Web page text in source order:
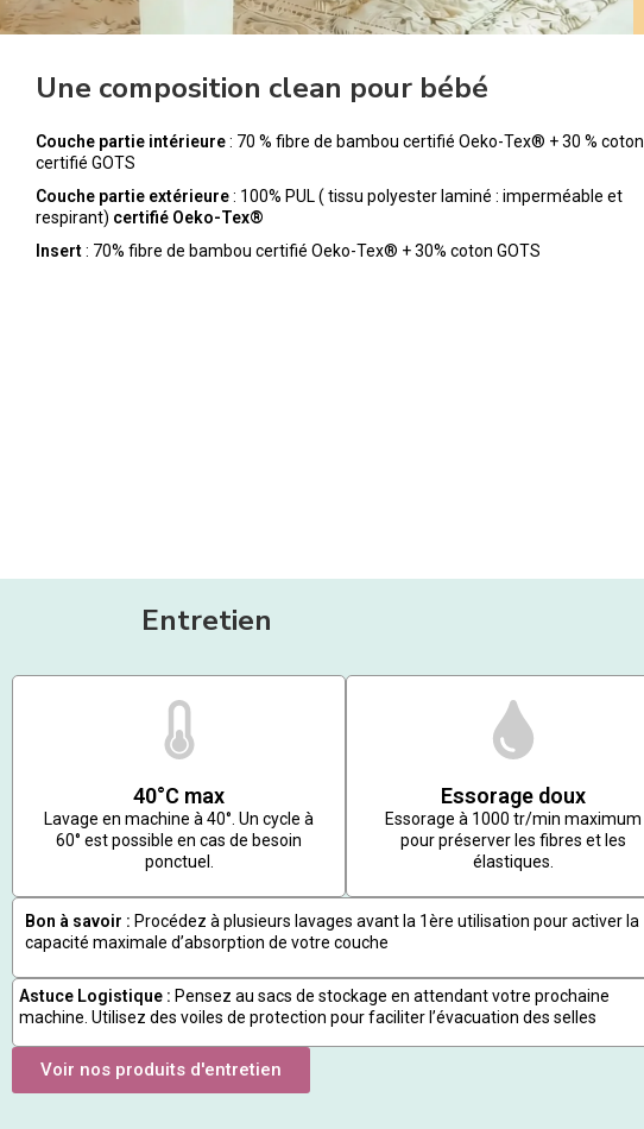
Une composition clean pour bébé
Couche partie intérieure: 70 % fibre de bambou certifié Oeko-Tex® + 30 % coton
certifié GOTS
Couche partie extérieure: 100% PUL ( tissu polyester laminé : imperméable et
respirant) certifié Oeko-Tex®
Insert: 70% fibre de bambou certifié Oeko-Tex® + 30% coton GOTS
Entretien
40°C max
Lavage en machine à 40°. Un cycle à
60° est possible en cas de besoin
ponctuel.
Essorage doux
Essorage à 1000 tr/min maximum
pour préserver les fibres et les
élastiques.
Bon à savoir : Procédez à plusieurs lavages avant la 1ère utilisation pour activer la
capacité maximale d’absorption de votre couche
Astuce Logistique : Pensez au sacs de stockage en attendant votre prochaine
machine. Utilisez des voiles de protection pour faciliter l’évacuation des selles
Voir nos produits d'entretien